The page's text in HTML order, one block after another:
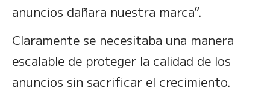
anuncios dañara nuestra marca”.
Claramente se necesitaba una manera
escalable de proteger la calidad de los
anuncios sin sacrificar el crecimiento.